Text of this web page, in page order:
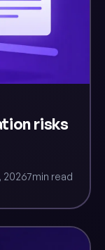
risks
20267min read